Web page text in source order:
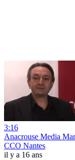
3:16
Anacrouse Media
CCO Nantes
il y a 16 ans